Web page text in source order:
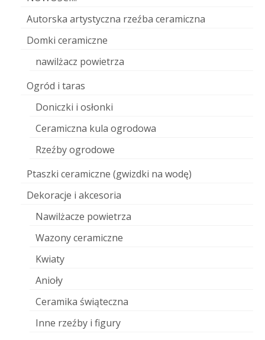
Autorska artystyczna rzeźba ceramiczna
Domki ceramiczne
nawilżacz powietrza
Ogród i taras
Doniczki i osłonki
Ceramiczna kula ogrodowa
Rzeźby ogrodowe
Ptaszki ceramiczne (gwizdki na wodę)
Dekoracje i akcesoria
Nawilżacze powietrza
Wazony ceramiczne
Kwiaty
Anioły
Ceramika świąteczna
Inne rzeźby i figury